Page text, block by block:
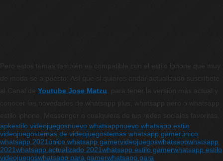
Pero estos temas también es compatible con el estilo iphone que muy
Youtube Jose Matzu
conocer las novedades de whatsapp plus, whatsapp aero o whatsapp
estilo iphone, Messenger o cualquiera de tus redes sociales favoritas.
apkestilo videojuegosnuevo whatsappnuevo whatsapp estilo
videojuegostemas de videojuegostemas whatsapp gamerúnico
whatsapp 2021 único whatsapp gamervideojuegoswhatsappwhatsapp
2021whatsapp actualizado 2021whatsapp estilo gamerwhatsapp estilo
videojuegoswhatsapp para gamerwhatsapp para